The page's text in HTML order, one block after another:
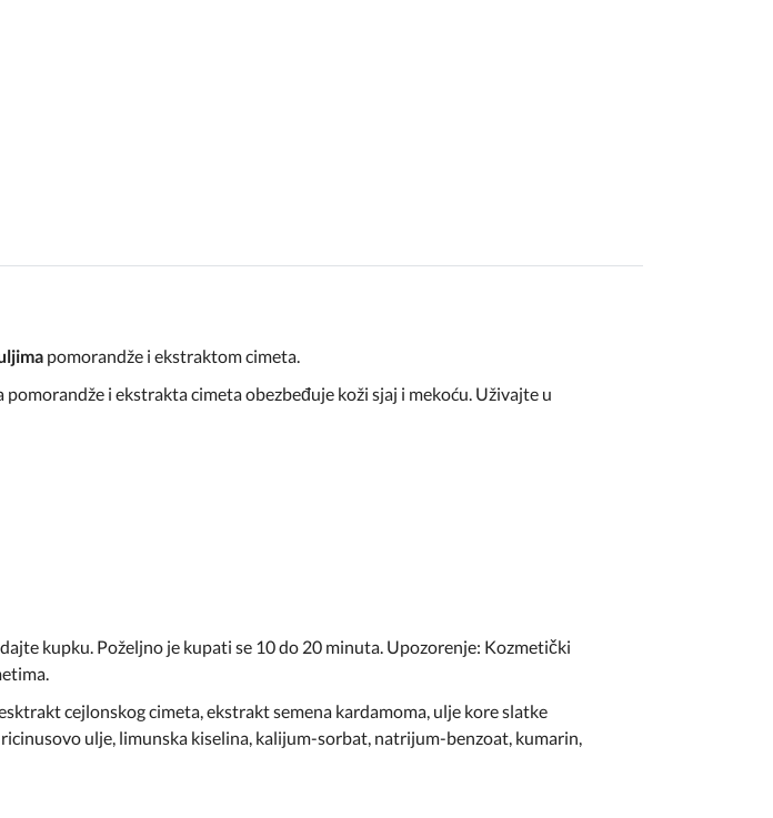
pomorandže i ekstraktom cimeta.
i ekstrakta cimeta obezbeđuje koži sjaj i mekoću. Uživajte u
kupku. Poželjno je kupati se 10 do 20 minuta. Upozorenje: Kozmetički
cejlonskog cimeta, ekstrakt semena kardamoma, ulje kore slatke
ulje, limunska kiselina, kalijum-sorbat, natrijum-benzoat, kumarin,